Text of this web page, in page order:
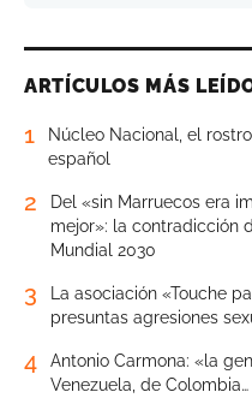
ARTÍCULOS MÁS
1
Núcleo Nacional, el
español
2
Del «sin Marruecos era
mejor»: la contradicción
Mundial 2030
3
La asociación «Touche
presuntas agresiones
4
Antonio Carmona: «la
Venezuela, de